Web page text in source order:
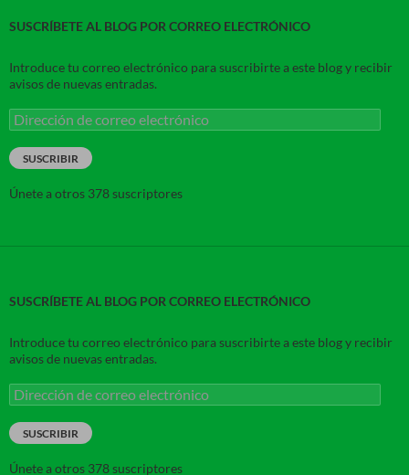
SUSCRÍBETE AL BLOG POR CORREO ELECTRÓNICO
Introduce tu correo electrónico para suscribirte a este blog y recibir
avisos de nuevas entradas.
Dirección
de
correo
electrónico
SUSCRIBIR
Únete a otros 378 suscriptores
SUSCRÍBETE AL BLOG POR CORREO ELECTRÓNICO
Introduce tu correo electrónico para suscribirte a este blog y recibir
avisos de nuevas entradas.
Dirección
de
correo
electrónico
SUSCRIBIR
Únete a otros 378 suscriptores